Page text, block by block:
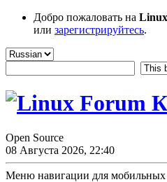
Добро пожаловать на
или зарегистрируйтесь.
Open Source
08 Августа 2026, 22:40
Меню навигации для мобильных